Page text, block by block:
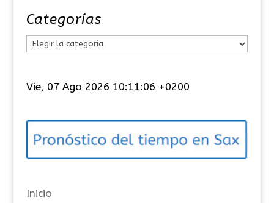
Categorías
e
o
í
s
Vie, 07 Ago 2026 10:11:07 +0200
Inicio